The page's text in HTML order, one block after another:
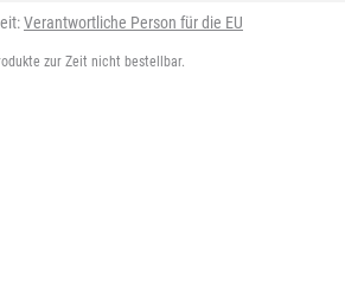
Verantwortliche Person für die EU
zur Zeit nicht bestellbar.